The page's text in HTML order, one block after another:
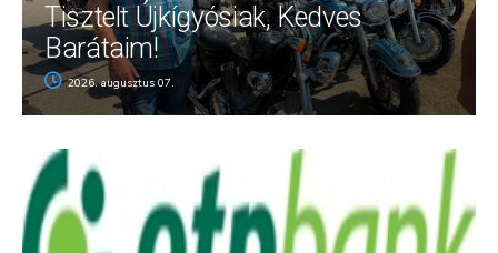
Tisztelt Újkígyósiak, Kedves
Barátaim!
2026. augusztus 07.